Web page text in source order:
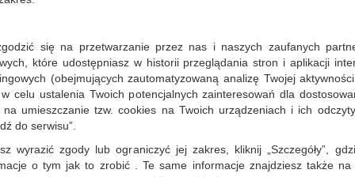
się na przetwarzanie przez nas i naszych zaufanych
które udostępniasz w historii przeglądania stron i aplikacji
(obejmujących zautomatyzowaną analizę Twojej
celu ustalenia Twoich potencjalnych zainteresowań dla
umieszczanie tzw. cookies na Twoich urządzeniach i ich
do serwisu”.
wyrazić zgody lub ograniczyć jej zakres, kliknij „Szczegóły”,
o tym jak to zrobić . Te same informacje znajdziesz także